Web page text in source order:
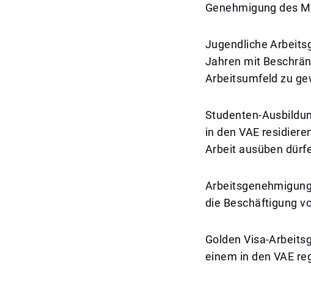
Genehmigung des
Jugendliche
Jahren mit
Arbeitsumfeld zu
Studenten-
in den VAE
Arbeit ausüben
die Beschäftigung
Golden Visa-
einem in den VAE